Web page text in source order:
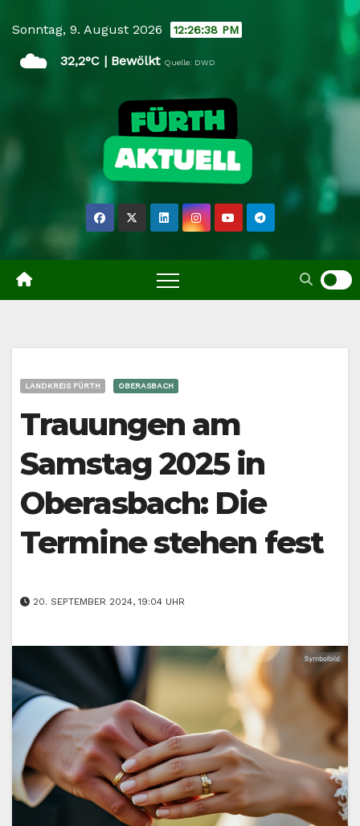
content
Sonntag, 9. August 2026 12:26:39 PM
☁️ 32,2°C | Bewölkt Quelle: DWD
LANDKREIS FÜRTH OBERASBACH
Trauungen am
Samstag 2025 in
Oberasbach: Die
Termine stehen fest
20. SEPTEMBER 2024, 19:04 UHR